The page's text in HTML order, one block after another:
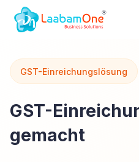
GST-Einreichungslösung
GST-
gemacht